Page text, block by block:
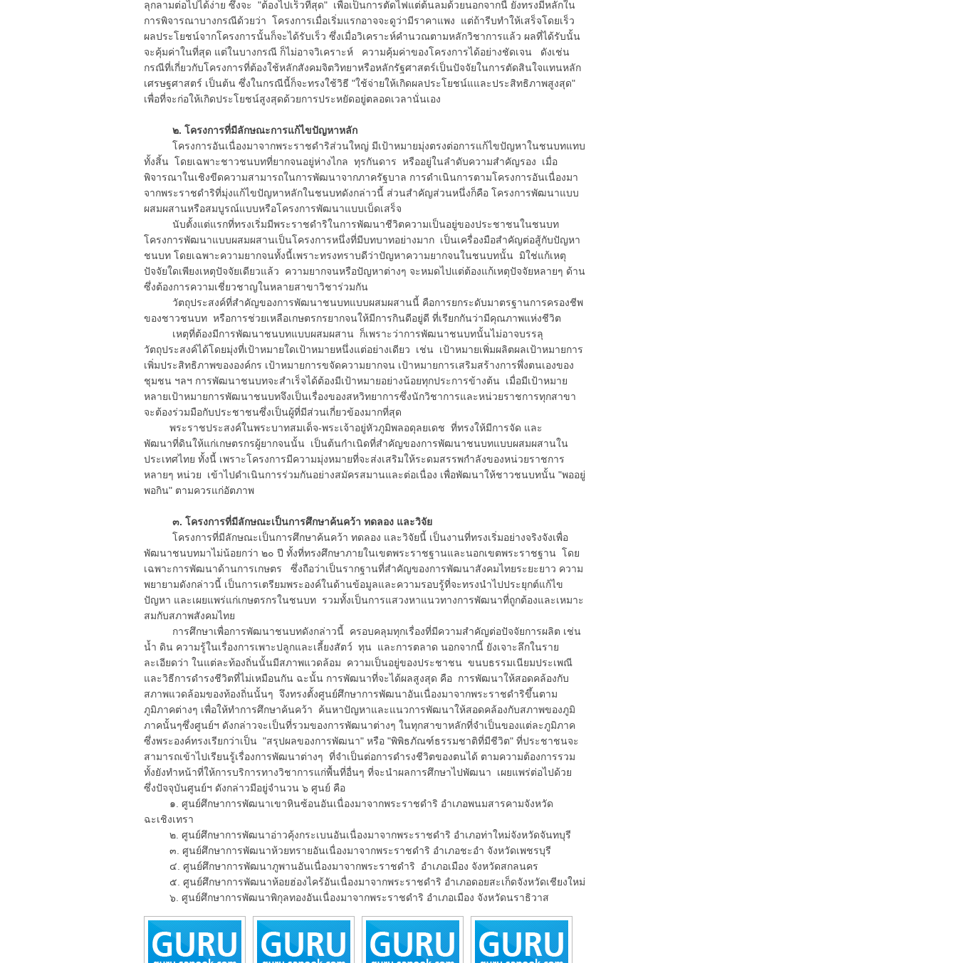
ลุกลามต่อไปได้ง่าย ซึ่งจะ "ต้องไปเร็วที่สุด" เพื่อเป็นการตัดไฟแต่ต้นลมด้วยนอกจากนี้ ยังทรงมีหลักใน
การพิจารณาบางกรณีด้วยว่า โครงการเมื่อเริ่มแรกอาจจะดูว่ามีราคาแพง แต่ถ้ารีบทำให้เสร็จโดยเร็ว
ผลประโยชน์จากโครงการนั้นก็จะได้รับเร็ว ซึ่งเมื่อวิเคราะห์คำนวณตามหลักวิชาการแล้ว ผลที่ได้รับนั้น
จะคุ้มค่าในที่สุด แต่ในบางกรณี ก็ไม่อาจวิเคราะห์ ความคุ้มค่าของโครงการได้อย่างชัดเจน ดังเช่น
กรณีที่เกี่ยวกับโครงการที่ต้องใช้หลักสังคมจิตวิทยาหรือหลักรัฐศาสตร์เป็นปัจจัยในการตัดสินใจแทนหลัก
เศรษฐศาสตร์ เป็นต้น ซึ่งในกรณีนี้ก็จะทรงใช้วิธี "ใช้จ่ายให้เกิดผลประโยชน์แและประสิทธิภาพสูงสุด"
เพื่อที่จะก่อให้เกิดประโยชน์สูงสุดด้วยการประหยัดอยู่ตลอดเวลานั่นเอง
๒. โครงการที่มีลักษณะการแก้ไขปัญหาหลัก
โครงการอันเนื่องมาจากพระราชดำริส่วนใหญ่ มีเป้าหมายมุ่งตรงต่อการแก้ไขปัญหาในชนบทแทบ
ทั้งสิ้น โดยเฉพาะชาวชนบทที่ยากจนอยู่ห่างไกล ทุรกันดาร หรืออยู่ในลำดับความสำคัญรอง เมื่อ
พิจารณาในเชิงขีดความสามารถในการพัฒนาจากภาครัฐบาล การดำเนินการตามโครงการอันเนื่องมา
จากพระราชดำริที่มุ่งแก้ไขปัญหาหลักในชนบทดังกล่าวนี้ ส่วนสำคัญส่วนหนึ่งก็คือ โครงการพัฒนาแบบ
ผสมผสานหรือสมบูรณ์แบบหรือโครงการพัฒนาแบบเบ็ดเสร็จ
นับตั้งแต่แรกที่ทรงเริ่มมีพระราชดำริในการพัฒนาชีวิตความเป็นอยู่ของประชาชนในชนบท
โครงการพัฒนาแบบผสมผสานเป็นโครงการหนึ่งที่มีบทบาทอย่างมาก เป็นเครื่องมือสำคัญต่อสู้กับปัญหา
ชนบท โดยเฉพาะความยากจนทั้งนี้เพราะทรงทราบดีว่าปัญหาความยากจนในชนบทนั้น มิใช่แก้เหตุ
ปัจจัยใดเพียงเหตุปัจจัยเดียวแล้ว ความยากจนหรือปัญหาต่างๆ จะหมดไปแต่ต้องแก้เหตุปัจจัยหลายๆ ด้าน
ซึ่งต้องการความเชี่ยวชาญในหลายสาขาวิชาร่วมกัน
วัตถุประสงค์ที่สำคัญของการพัฒนาชนบทแบบผสมผสานนี้ คือการยกระดับมาตรฐานการครองชีพ
ของชาวชนบท หรือการช่วยเหลือเกษตรกรยากจนให้มีการกินดีอยู่ดี ที่เรียกกันว่ามีคุณภาพแห่งชีวิต
เหตุที่ต้องมีการพัฒนาชนบทแบบผสมผสาน ก็เพราะว่าการพัฒนาชนบทนั้นไม่อาจบรรลุ
วัตถุประสงค์ได้โดยมุ่งที่เป้าหมายใดเป้าหมายหนึ่งแต่อย่างเดียว เช่น เป้าหมายเพิ่มผลิตผลเป้าหมายการ
เพิ่มประสิทธิภาพขององค์กร เป้าหมายการขจัดความยากจน เป้าหมายการเสริมสร้างการพึ่งตนเองของ
ชุมชน ฯลฯ การพัฒนาชนบทจะสำเร็จได้ต้องมีเป้าหมายอย่างน้อยทุกประการข้างต้น เมื่อมีเป้าหมาย
หลายเป้าหมายการพัฒนาชนบทจึงเป็นเรื่องของสหวิทยาการซึ่งนักวิชาการและหน่วยราชการทุกสาขา
จะต้องร่วมมือกับประชาชนซึ่งเป็นผู้ที่มีส่วนเกี่ยวข้องมากที่สุด
พระราชประสงค์ในพระบาทสมเด็จ-พระเจ้าอยู่หัวภูมิพลอดุลยเดช ที่ทรงให้มีการจัด และ
พัฒนาที่ดินให้แก่เกษตรกรผู้ยากจนนั้น เป็นต้นกำเนิดที่สำคัญของการพัฒนาชนบทแบบผสมผสานใน
ประเทศไทย ทั้งนี้ เพราะโครงการมีความมุ่งหมายที่จะส่งเสริมให้ระดมสรรพกำลังของหน่วยราชการ
หลายๆ หน่วย เข้าไปดำเนินการร่วมกันอย่างสมัครสมานและต่อเนื่อง เพื่อพัฒนาให้ชาวชนบทนั้น "พออยู่
พอกิน" ตามควรแก่อัตภาพ
๓. โครงการที่มีลักษณะเป็นการศึกษาค้นคว้า ทดลอง และวิจัย
โครงการที่มีลักษณะเป็นการศึกษาค้นคว้า ทดลอง และวิจัยนี้ เป็นงานที่ทรงเริ่มอย่างจริงจังเพื่อ
พัฒนาชนบทมาไม่น้อยกว่า ๒๐ ปี ทั้งที่ทรงศึกษาภายในเขตพระราชฐานและนอกเขตพระราชฐาน โดย
เฉพาะการพัฒนาด้านการเกษตร ซึ่งถือว่าเป็นรากฐานที่สำคัญของการพัฒนาสังคมไทยระยะยาว ความ
พยายามดังกล่าวนี้ เป็นการเตรียมพระองค์ในด้านข้อมูลและความรอบรู้ที่จะทรงนำไปประยุกต์แก้ไข
ปัญหา และเผยแพร่แก่เกษตรกรในชนบท รวมทั้งเป็นการแสวงหาแนวทางการพัฒนาที่ถูกต้องและเหมาะ
สมกับสภาพสังคมไทย
การศึกษาเพื่อการพัฒนาชนบทดังกล่าวนี้ ครอบคลุมทุกเรื่องที่มีความสำคัญต่อปัจจัยการผลิต เช่น
น้ำ ดิน ความรู้ในเรื่องการเพาะปลูกและเลี้ยงสัตว์ ทุน และการตลาด นอกจากนี้ ยังเจาะลึกในราย
ละเอียดว่า ในแต่ละท้องถิ่นนั้นมีสภาพแวดล้อม ความเป็นอยู่ของประชาชน ขนบธรรมเนียมประเพณี
และวิธีการดำรงชีวิตที่ไม่เหมือนกัน ฉะนั้น การพัฒนาที่จะได้ผลสูงสุด คือ การพัฒนาให้สอดคล้องกับ
สภาพแวดล้อมของท้องถิ่นนั้นๆ จึงทรงตั้งศูนย์ศึกษาการพัฒนาอันเนื่องมาจากพระราชดำริขึ้นตาม
ภูมิภาคต่างๆ เพื่อให้ทำการศึกษาค้นคว้า ค้นหาปัญหาและแนวการพัฒนาให้สอดคล้องกับสภาพของภูมิ
ภาคนั้นๆซึ่งศูนย์ฯ ดังกล่าวจะเป็นที่รวมของการพัฒนาต่างๆ ในทุกสาขาหลักที่จำเป็นของแต่ละภูมิภาค
ซึ่งพระองค์ทรงเรียกว่าเป็น "สรุปผลของการพัฒนา" หรือ "พิพิธภัณฑ์ธรรมชาติที่มีชีวิต" ที่ประชาชนจะ
สามารถเข้าไปเรียนรู้เรื่องการพัฒนาต่างๆ ที่จำเป็นต่อการดำรงชีวิตของตนได้ ตามความต้องการรวม
ทั้งยังทำหน้าที่ให้การบริการทางวิชาการแก่พื้นที่อื่นๆ ที่จะนำผลการศึกษาไปพัฒนา เผยแพร่ต่อไปด้วย
ซึ่งปัจจุบันศูนย์ฯ ดังกล่าวมีอยู่จำนวน ๖ ศูนย์ คือ
๑. ศูนย์ศึกษาการพัฒนาเขาหินซ้อนอันเนื่องมาจากพระราชดำริ อำเภอพนมสารคามจังหวัด
ฉะเชิงเทรา
๒. ศูนย์ศึกษาการพัฒนาอ่าวคุ้งกระเบนอันเนื่องมาจากพระราชดำริ อำเภอท่าใหม่จังหวัดจันทบุรี
๓. ศูนย์ศึกษาการพัฒนาห้วยทรายอันเนื่องมาจากพระราชดำริ อำเภอชะอำ จังหวัดเพชรบุรี
๔. ศูนย์ศึกษาการพัฒนาภูพานอันเนื่องมาจากพระราชดำริ อำเภอเมือง จังหวัดสกลนคร
๕. ศูนย์ศึกษาการพัฒนาห้อยฮ่องไคร้อันเนื่องมาจากพระราชดำริ อำเภอดอยสะเก็ดจังหวัดเชียงใหม่
๖. ศูนย์ศึกษาการพัฒนาพิกุลทองอันเนื่องมาจากพระราชดำริ อำเภอเมือง จังหวัดนราธิวาส